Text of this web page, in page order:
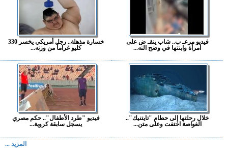
فيديو مرعـ ب.. شاب ينقـ ض على
امرأة وابنتها في وضح النه...
خسارة مذهلة.. رجل أمريكي يخسر 330
كليو غراماً من وزنه...
خلال رحلتها إلى حطام "تايتنيك"..
الغواصة اختفت وعلى متن...
فيديو "طرد الأطفال".. حكم مصري
يسجل سابقة كروية...
المزيد ...